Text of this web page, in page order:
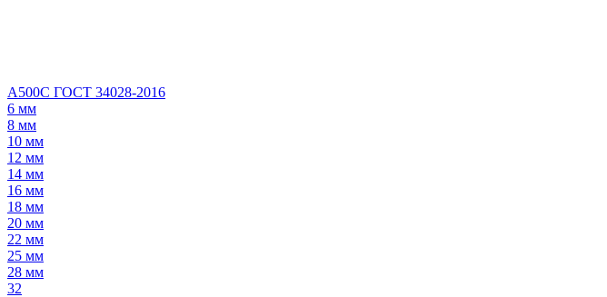
А500С ГОСТ 34028-2016
6 мм
8 мм
10 мм
12 мм
14 мм
16 мм
18 мм
20 мм
22 мм
25 мм
28 мм
32